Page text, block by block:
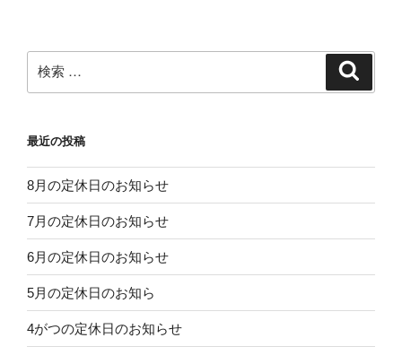
検
索:
最近の投稿
8月の定休日のお知らせ
7月の定休日のお知らせ
6月の定休日のお知らせ
5月の定休日のお知ら
4がつの定休日のお知らせ